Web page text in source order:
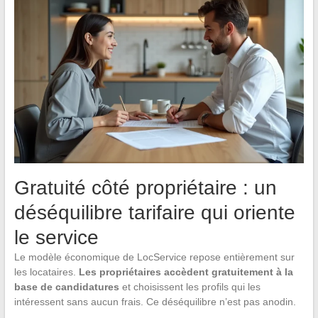
Gratuité côté propriétaire : un
déséquilibre tarifaire qui oriente
le service
Le modèle économique de LocService repose entièrement sur
les locataires. Les propriétaires accèdent gratuitement à la
base de candidatures et choisissent les profils qui les
intéressent sans aucun frais. Ce déséquilibre n’est pas anodin.